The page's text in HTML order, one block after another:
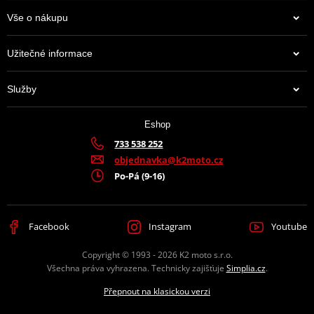
JT Sprockets je leader na trhu s kolečky a rozetami, který prodává
moderní továrnu plnou CNC strojů, které zpracovávají ty top
materiály, jaké se používají. A mají jich hodně. Prakticky na
D.I.D + JT
zlatá
Vše o nákupu
Užitečné informace
Služby
Eshop
733 538 252
objednavka@k2moto.cz
Po-Pá (9-16)
Facebook Instagram Youtube
Copyright © 1993 - 2026 K2 moto s.r.o.
Všechna práva vyhrazena. Technicky zajišťuje Simplia.cz.
Přepnout na klasickou verzi